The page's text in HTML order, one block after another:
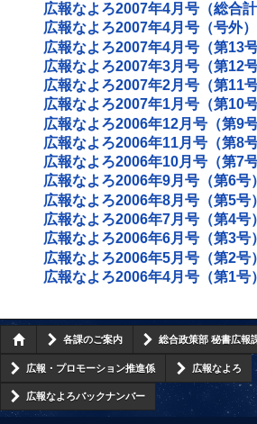
広報なよろ2007年4月号（総合
広報なよろ2007年4月号（号外）
広報なよろ2007年4月号（第13号
広報なよろ2007年3月号（第12号
広報なよろ2007年2月号（第11号
広報なよろ2007年1月号（第10号
広報なよろ2006年12月号（第9号
広報なよろ2006年11月号（第8号
広報なよろ2006年10月号（第7号
広報なよろ2006年9月号（第6号）
広報なよろ2006年8月号（第5号）
広報なよろ2006年7月号（第4号）
広報なよろ2006年6月号（第3号）
広報なよろ2006年5月号（第2号）
広報なよろ2006年4月号（第1号）
各課のご案内 総合政策部 秘書広報
広報・プロモーション推進係 広報なよろ
広報なよろバックナンバー